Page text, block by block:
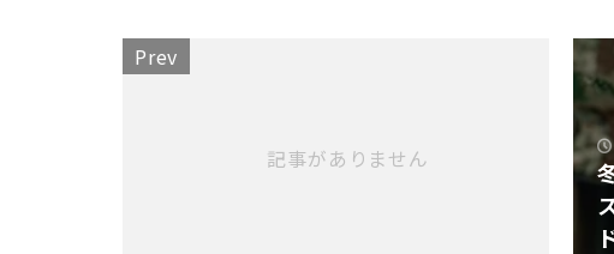
Prev
記事がありません